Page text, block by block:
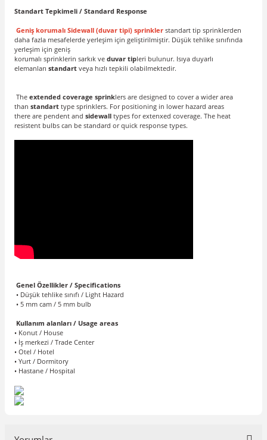
Standart Tepkimeli / Standard Response
Geniş korumalı Sidewall (duvar tipi) sprinkler standart tip sprinklerden
daha fazla mesafelerde yerleşim için geliştirilmiştir. Düşük tehlike sınıfında
yerleşim için geniş
korumalı sprinklerin sarkık ve duvar tipleri bulunur. Isıya duyarlı
elemanları standart veya hızlı tepkili olabilmektedir.
The extended coverage sprinklers are designed to cover a wider area
than standart type sprinklers. For positioning in lower hazard areas
there are pendent and sidewall types for extenxed coverage. The heat
resistent bulbs can be standard or quick response types.
Genel Özellikler / Specifications
• Düşük tehlike sınıfı / Light Hazard
• 5 mm cam / 5 mm bulb
Kullanım alanları / Usage areas
• Konut / House
• İş merkezi / Trade Center
• Otel / Hotel
• Yurt / Dormitory
• Hastane / Hospital